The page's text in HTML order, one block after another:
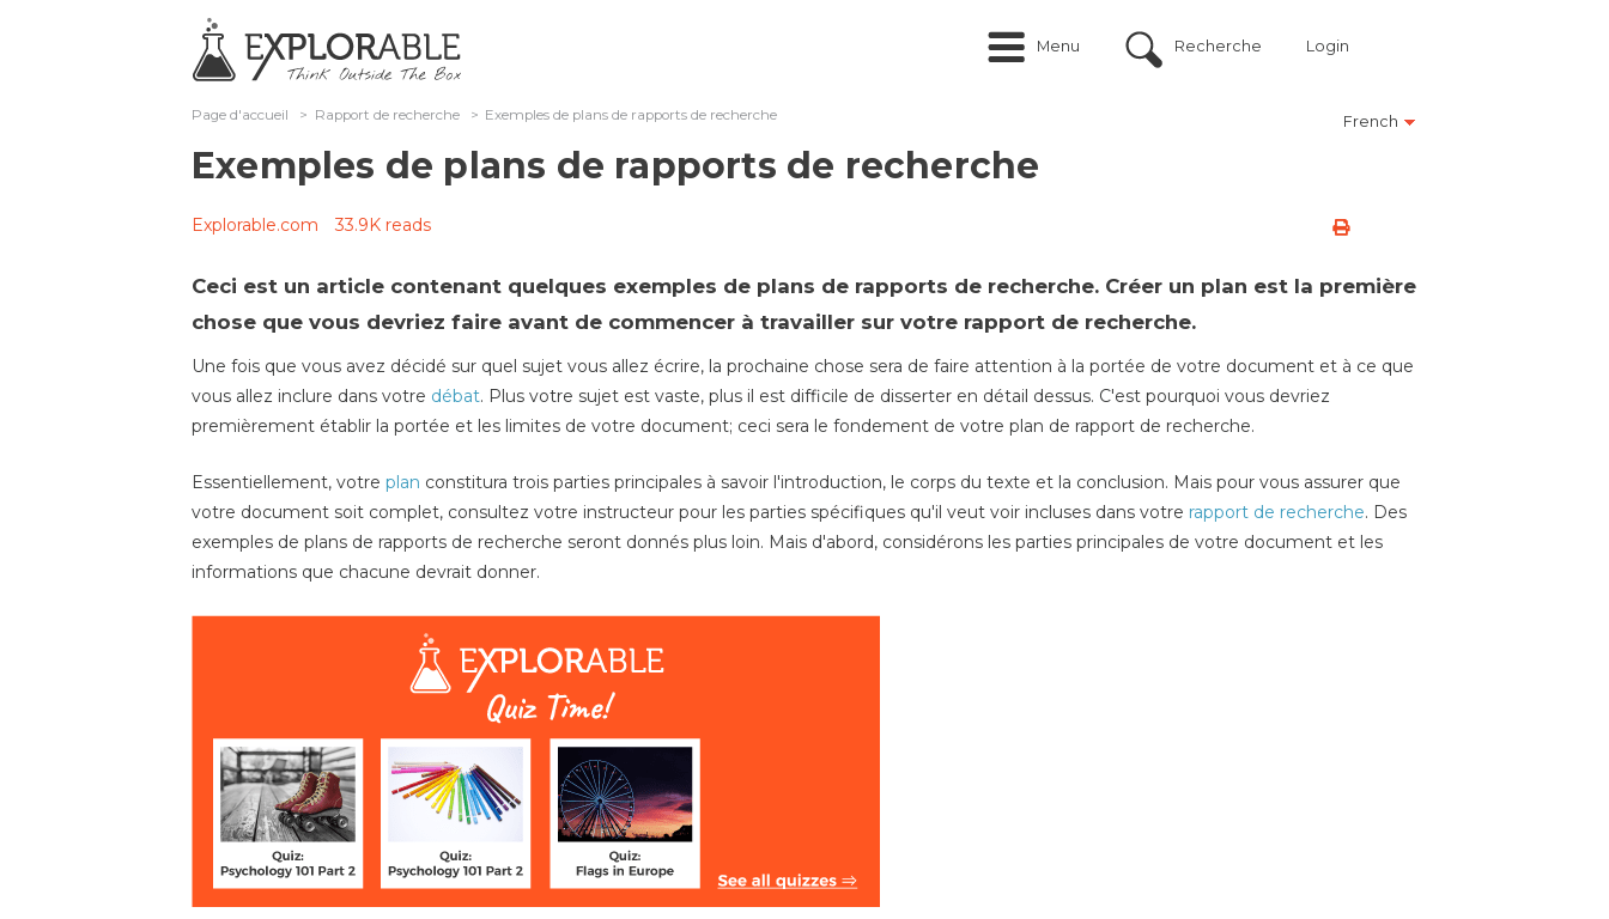
Menu Recherche Login
French
Page d'accueil > Rapport de recherche > Exemples de plans de rapports de recherche
Exemples de plans de rapports de recherche
Explorable.com 33.9K reads
Ceci est un article contenant quelques exemples de plans de rapports de recherche. Créer un plan est la première
chose que vous devriez faire avant de commencer à travailler sur votre rapport de recherche.
Une fois que vous avez décidé sur quel sujet vous allez écrire, la prochaine chose sera de faire attention à la portée de votre document et à ce que
vous allez inclure dans votre débat. Plus votre sujet est vaste, plus il est difficile de disserter en détail dessus. C'est pourquoi vous devriez
premièrement établir la portée et les limites de votre document; ceci sera le fondement de votre plan de rapport de recherche.
Essentiellement, votre plan constitura trois parties principales à savoir l'introduction, le corps du texte et la conclusion. Mais pour vous assurer que
votre document soit complet, consultez votre instructeur pour les parties spécifiques qu'il veut voir incluses dans votre rapport de recherche. Des
exemples de plans de rapports de recherche seront donnés plus loin. Mais d'abord, considérons les parties principales de votre document et les
informations que chacune devrait donner.